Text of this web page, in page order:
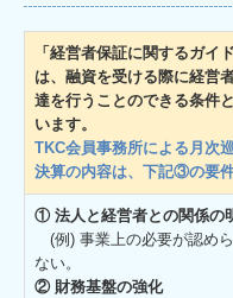
「経営者保証に関するガイ
は、融資を受ける際に経営
達を行うことのできる条件
います。
TKC会員事務所による月次
決算の内容は、下記③の要
① 法人と経営者との関係の
(例) 事業上の必要が認め
ない。
② 財務基盤の強化